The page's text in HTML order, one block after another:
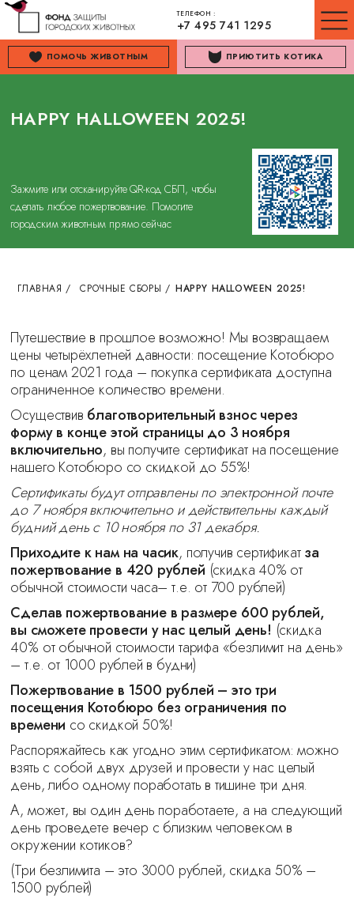
ТЕЛЕФОН :
+7 495 741 1295
ПОМОЧЬ ЖИВОТНЫМ ПРИЮТИТЬ КОТИКА
HAPPY HALLOWEEN 2025!
Зажмите или отсканируйте QR-код СБП, чтобы
сделать любое пожертвование. Помогите
городским животным прямо сейчас
ГЛАВНАЯ / СРОЧНЫЕ СБОРЫ / HAPPY HALLOWEEN 2025!
Путешествие в прошлое возможно! Мы возвращаем
цены четырёхлетней давности: посещение Котобюро
по ценам 2021 года – покупка сертификата доступна
ограниченное количество времени.
Осуществив благотворительный взнос через
форму в конце этой страницы до 3 ноября
включительно, вы получите сертификат на посещение
нашего Котобюро со скидкой до 55%!
Сертификаты будут отправлены по электронной почте
до 7 ноября включительно и действительны каждый
будний день с 10 ноября по 31 декабря.
Приходите к нам на часик, получив сертификатза
пожертвование в 420 рублей (скидка 40% от
обычной стоимости часа– т.е. от 700 рублей)
Сделав пожертвование в размере 600 рублей,
вы сможете провести у нас целый день! (скидка
40% от обычной стоимости тарифа «безлимит на день»
– т.е. от 1000 рублей в будни)
Пожертвование в 1500 рублей – это три
посещения Котобюро без ограничения по
времени со скидкой 50%!
Распоряжайтесь как угодно этим сертификатом: можно
взять с собой двух друзей и провести у нас целый
день, либо одному поработать в тишине три дня.
А, может, вы один день поработаете, а на следующий
день проведете вечер с близким человеком в
окружении котиков?
(Три безлимита – это 3000 рублей, скидка 50% –
1500 рублей)